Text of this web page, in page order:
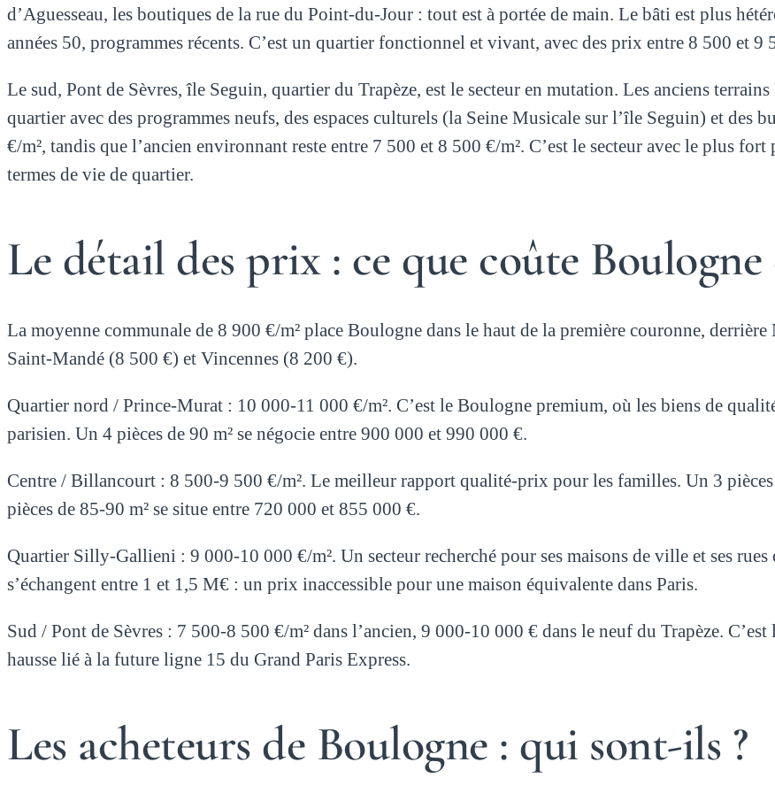
d’Aguesseau, les boutiques de la rue du Point-du-Jour : tout est à portée de main. Le bâti est plus
années 50, programmes récents. C’est un quartier fonctionnel et vivant, avec des prix entre 8 500 et 9
Le sud, Pont de Sèvres, île Seguin, quartier du Trapèze, est le secteur en mutation. Les anciens
quartier avec des programmes neufs, des espaces culturels (la Seine Musicale sur l’île Seguin) et
€/m², tandis que l’ancien environnant reste entre 7 500 et 8 500 €/m². C’est le secteur avec le plus
termes de vie de quartier.
Le détail des prix : ce que coûte Boulogne
La moyenne communale de 8 900 €/m² place Boulogne dans le haut de la première couronne,
Saint-Mandé (8 500 €) et Vincennes (8 200 €).
Quartier nord / Prince-Murat : 10 000-11 000 €/m². C’est le Boulogne premium, où les biens de
parisien. Un 4 pièces de 90 m² se négocie entre 900 000 et 990 000 €.
Centre / Billancourt : 8 500-9 500 €/m². Le meilleur rapport qualité-prix pour les familles. Un 3
pièces de 85-90 m² se situe entre 720 000 et 855 000 €.
Quartier Silly-Gallieni : 9 000-10 000 €/m². Un secteur recherché pour ses maisons de ville et ses
s’échangent entre 1 et 1,5 M€ : un prix inaccessible pour une maison équivalente dans Paris.
Sud / Pont de Sèvres : 7 500-8 500 €/m² dans l’ancien, 9 000-10 000 € dans le neuf du Trapèze.
hausse lié à la future ligne 15 du Grand Paris Express.
Les acheteurs de Boulogne : qui sont-ils ?